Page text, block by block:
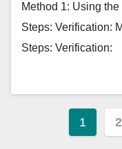
Method 1: Using
Steps: Verification:
Steps: Verification:
Posts
1 2